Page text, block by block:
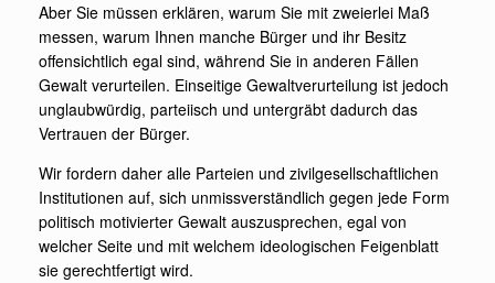
Aber Sie müssen erklären, warum Sie mit zweierlei Maß
messen, warum Ihnen manche Bürger und ihr Besitz
offensichtlich egal sind, während Sie in anderen Fällen
Gewalt verurteilen. Einseitige Gewaltverurteilung ist jedoch
unglaubwürdig, parteiisch und untergräbt dadurch das
Vertrauen der Bürger.
Wir fordern daher alle Parteien und zivilgesellschaftlichen
Institutionen auf, sich unmissverständlich gegen jede Form
politisch motivierter Gewalt auszusprechen, egal von
welcher Seite und mit welchem ideologischen Feigenblatt
sie gerechtfertigt wird.